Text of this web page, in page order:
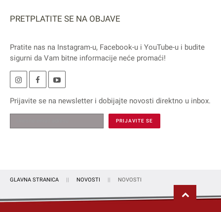
PRETPLATITE SE NA OBJAVE
Pratite nas na Instagram-u, Facebook-u i YouTube-u i budite
sigurni da Vam bitne informacije neće promaći!
Prijavite se na newsletter i dobijajte novosti direktno u inbox.
GLAVNA STRANICA NOVOSTI NOVOSTI